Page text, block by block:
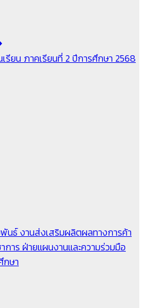
รียน ภาคเรียนที่ 2 ปีการศึกษา 2568
พันธ์งานส่งเสริมผลิตผลทางการค้า
การ ฝ่ายแผนงานและความร่วมมือ
กษา